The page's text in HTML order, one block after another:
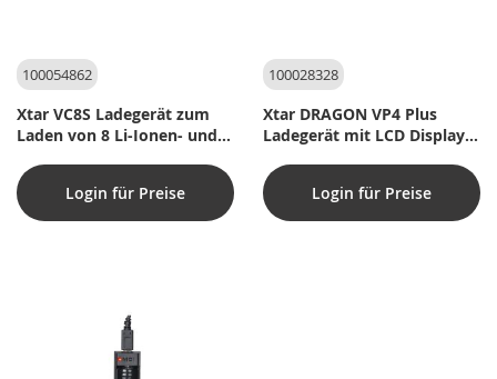
100054862
Xtar VC8S Ladegerät zum
Laden von 8 Li-Ionen- und
Login für Preise
100028328
Xtar DRAGON VP4 Plus
Ladegerät mit LCD Display
Batterietester und 12V
Ladegerät)Login für Preise